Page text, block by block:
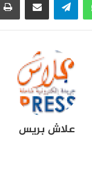
علاش بريس